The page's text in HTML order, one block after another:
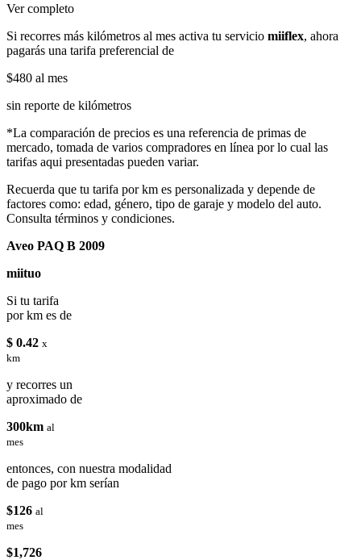
Ver completo
Si recorres más kilómetros al mes activa tu servicio miiflex, ahora
pagarás una tarifa preferencial de
$480 al mes
sin reporte de kilómetros
*La comparación de precios es una referencia de primas de
mercado, tomada de varios compradores en línea por lo cual las
tarifas aqui presentadas pueden variar.
Recuerda que tu tarifa por km es personalizada y depende de
factores como: edad, género, tipo de garaje y modelo del auto.
Consulta términos y condiciones.
Aveo PAQ B 2009
miituo
Si tu tarifa
por km es de
$ 0.42 x
km
y recorres un
aproximado de
300km al
mes
entonces, con nuestra modalidad
de pago por km serían
$126 al
mes
$1,726